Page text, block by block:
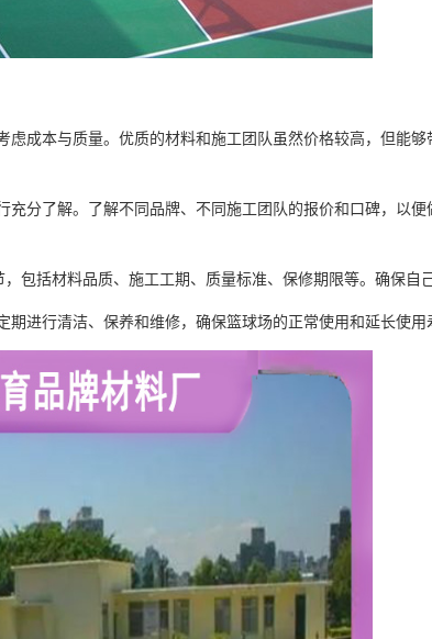
成本与质量。优质的材料和施工团队虽然价格较高，但能够
分了解。了解不同品牌、不同施工团队的报价和口碑，以便
括材料品质、施工工期、质量标准、保修期限等。确保自己
行清洁、保养和维修，确保篮球场的正常使用和延长使用